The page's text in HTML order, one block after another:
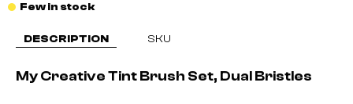
Few in stock
DESCRIPTION SKU
My Creative Tint Brush Set, Dual Bristles